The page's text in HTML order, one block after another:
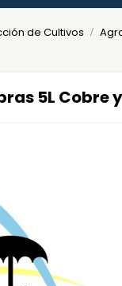
de Cultivos
5L Cobre